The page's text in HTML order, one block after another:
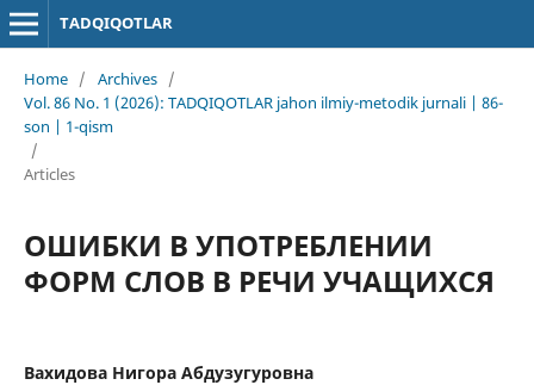
TADQIQOTLAR
Home / Archives /
Vol. 86 No. 1 (2026): TADQIQOTLAR jahon ilmiy-metodik jurnali | 86-
son | 1-qism
/
Articles
ОШИБКИ В УПОТРЕБЛЕНИИ
ФОРМ СЛОВ В РЕЧИ УЧАЩИХСЯ
Вахидова Нигора Абдузугуровна